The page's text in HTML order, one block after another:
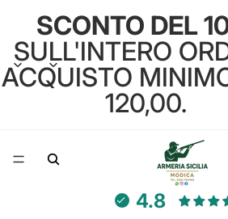
SCONTO DEL
SULL'INTERO
ACQUISTO
120,00.
4.8